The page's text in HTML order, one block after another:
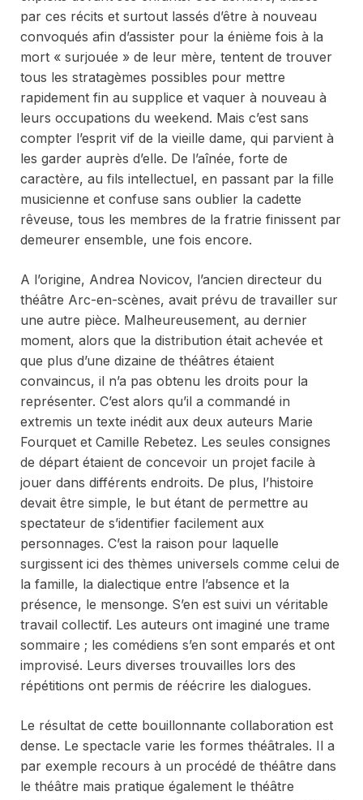
par ces récits et surtout lassés d’être à nouveau
convoqués afin d’assister pour la énième fois à la
mort « surjouée » de leur mère, tentent de trouver
tous les stratagèmes possibles pour mettre
rapidement fin au supplice et vaquer à nouveau à
leurs occupations du weekend. Mais c’est sans
compter l’esprit vif de la vieille dame, qui parvient à
les garder auprès d’elle. De l’aînée, forte de
caractère, au fils intellectuel, en passant par la fille
musicienne et confuse sans oublier la cadette
rêveuse, tous les membres de la fratrie finissent par
demeurer ensemble, une fois encore.
A l’origine, Andrea Novicov, l’ancien directeur du
théâtre Arc-en-scènes, avait prévu de travailler sur
une autre pièce. Malheureusement, au dernier
moment, alors que la distribution était achevée et
que plus d’une dizaine de théâtres étaient
convaincus, il n’a pas obtenu les droits pour la
représenter. C’est alors qu’il a commandé in
extremis un texte inédit aux deux auteurs Marie
Fourquet et Camille Rebetez. Les seules consignes
de départ étaient de concevoir un projet facile à
jouer dans différents endroits. De plus, l’histoire
devait être simple, le but étant de permettre au
spectateur de s’identifier facilement aux
personnages. C’est la raison pour laquelle
surgissent ici des thèmes universels comme celui de
la famille, la dialectique entre l’absence et la
présence, le mensonge. S’en est suivi un véritable
travail collectif. Les auteurs ont imaginé une trame
sommaire ; les comédiens s’en sont emparés et ont
improvisé. Leurs diverses trouvailles lors des
répétitions ont permis de réécrire les dialogues.
Le résultat de cette bouillonnante collaboration est
dense. Le spectacle varie les formes théâtrales. Il a
par exemple recours à un procédé de théâtre dans
le théâtre mais pratique également le théâtre